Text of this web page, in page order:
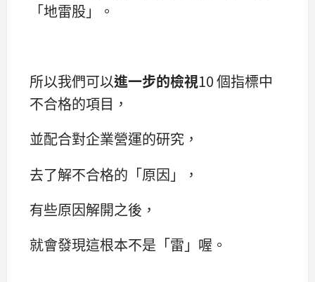
「地雷股」。
所以我們可以進一步的檢視10 個指標中
不合格的項目，
並配合對企業營運的研究，
去了解不合格的「原因」，
有些原因解開之後，
就會發現這根本不是「雷」喔。